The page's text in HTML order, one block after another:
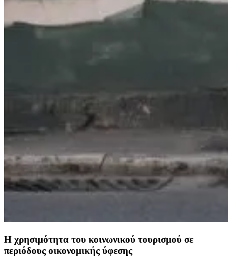
Η χρησιμότητα του κοινωνικού τουρισμού σε
περιόδους οικονομικής ύφεσης